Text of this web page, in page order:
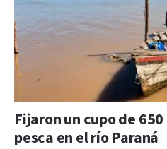
Fijaron un cupo de
pesca en el río Paraná